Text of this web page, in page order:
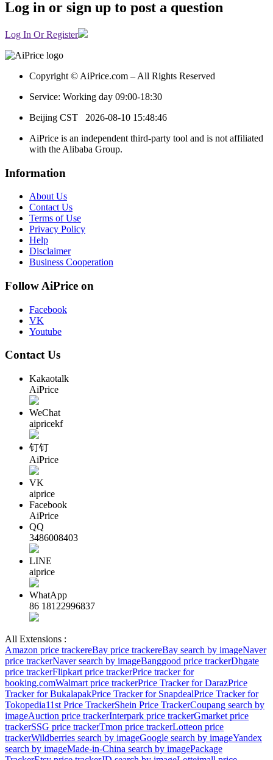
Log in or sign up to post a question
Log In Or Register
Copyright © AiPrice.com – All Rights Reserved
Service: Working day 09:00-18:30
Beijing CST 2026-08-10 15:48:46
AiPrice is an independent third-party tool and is not affiliated
with the Alibaba Group.
Information
About Us
Contact Us
Terms of Use
Privacy Policy
Help
Disclaimer
Business Cooperation
Follow AiPrice on
Facebook
VK
Youtube
Contact Us
Kakaotalk
AiPrice
WeChat
aipricekf
钉钉
AiPrice
VK
aiprice
Facebook
AiPrice
QQ
3486008403
LINE
aiprice
WhatApp
86 18122996837
All Extensions :
Amazon price trackereBay price trackereBay search by imageNaver
price trackerNaver search by imageBanggood price trackerDhgate
price trackerFlipkart price trackerPrice tracker for
booking.comWalmart price trackerPrice Tracker for DarazPrice
Tracker for BukalapakPrice Tracker for SnapdealPrice Tracker for
Tokopedia11st Price TrackerShein Price TrackerCoupang search by
imageAuction price trackerInterpark price trackerGmarket price
trackerSSG price trackerTmon price trackerLotteon price
trackerWildberries search by imageGoogle search by imageYandex
search by imageMade-in-China search by imagePackage